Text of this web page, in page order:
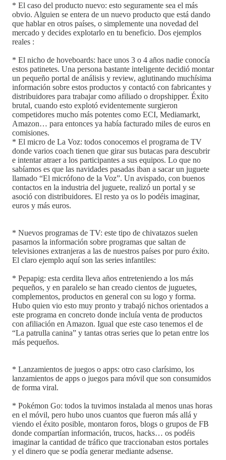
* El caso del producto nuevo: esto seguramente sea el más
obvio. Alguien se entera de un nuevo producto que está dando
que hablar en otros países, o simplemente una novedad del
mercado y decides explotarlo en tu beneficio. Dos ejemplos
reales :
* El nicho de hoveboards: hace unos 3 o 4 años nadie conocía
estos patinetes. Una persona bastante inteligente decidió montar
un pequeño portal de análisis y review, aglutinando muchísima
información sobre estos productos y contactó con fabricantes y
distribuidores para trabajar como afiliado o dropshipper. Éxito
brutal, cuando esto explotó evidentemente surgieron
competidores mucho más potentes como ECI, Mediamarkt,
Amazon… para entonces ya había facturado miles de euros en
comisiones.
* El micro de La Voz: todos conocemos el programa de TV
donde varios coach tienen que girar sus butacas para descubrir
e intentar atraer a los participantes a sus equipos. Lo que no
sabíamos es que las navidades pasadas iban a sacar un juguete
llamado “El micrófono de la Voz”. Un avispado, con buenos
contactos en la industria del juguete, realizó un portal y se
asoció con distribuidores. El resto ya os lo podéis imaginar,
euros y más euros.
* Nuevos programas de TV: este tipo de chivatazos suelen
pasarnos la información sobre programas que saltan de
televisiones extranjeras a las de nuestros países por puro éxito.
El claro ejemplo aquí son las series infantiles:
* Pepapig: esta cerdita lleva años entreteniendo a los más
pequeños, y en paralelo se han creado cientos de juguetes,
complementos, productos en general con su logo y forma.
Hubo quien vio esto muy pronto y trabajó nichos orientados a
este programa en concreto donde incluía venta de productos
con afiliación en Amazon. Igual que este caso tenemos el de
“La patrulla canina” y tantas otras series que lo petan entre los
más pequeños.
* Lanzamientos de juegos o apps: otro caso clarísimo, los
lanzamientos de apps o juegos para móvil que son consumidos
de forma viral.
* Pokémon Go: todos la tuvimos instalada al menos unas horas
en el móvil, pero hubo unos cuantos que fueron más allá y
viendo el éxito posible, montaron foros, blogs o grupos de FB
donde compartían información, trucos, hacks… os podéis
imaginar la cantidad de tráfico que traccionaban estos portales
y el dinero que se podía generar mediante adsense.